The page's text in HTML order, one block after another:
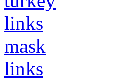
links
mask
links